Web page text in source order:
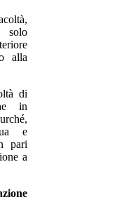
solo
alla
di
in
e
pari
a